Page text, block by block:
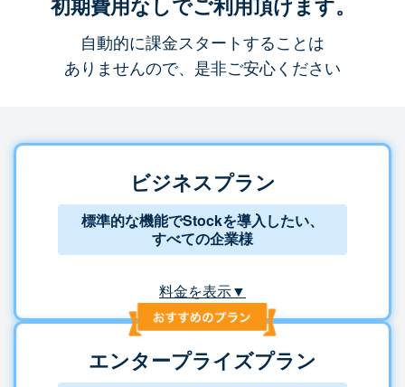
自動的に課金スタートすることは
ありませんので、是非ご安心ください
ビジネスプラン
標準的な機能でStockを導入したい、
すべての企業様
料金を表示▼
エンタープライズプラン